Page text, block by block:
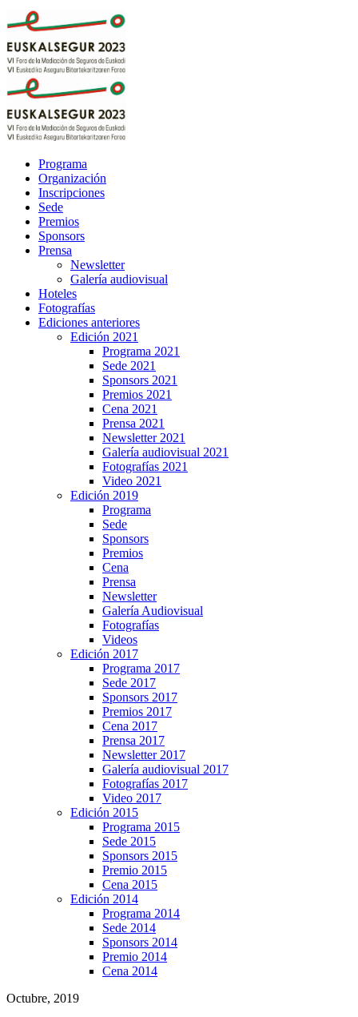
Programa
Organización
Inscripciones
Sede
Premios
Sponsors
Prensa
Newsletter
Galería audiovisual
Hoteles
Fotografías
Ediciones anteriores
Edición 2021
Programa 2021
Sede 2021
Sponsors 2021
Premios 2021
Cena 2021
Prensa 2021
Newsletter 2021
Galería audiovisual 2021
Fotografías 2021
Video 2021
Edición 2019
Programa
Sede
Sponsors
Premios
Cena
Prensa
Newsletter
Galería Audiovisual
Fotografías
Videos
Edición 2017
Programa 2017
Sede 2017
Sponsors 2017
Premios 2017
Cena 2017
Prensa 2017
Newsletter 2017
Galería audiovisual 2017
Fotografías 2017
Video 2017
Edición 2015
Programa 2015
Sede 2015
Sponsors 2015
Premio 2015
Cena 2015
Edición 2014
Programa 2014
Sede 2014
Sponsors 2014
Premio 2014
Cena 2014
Octubre, 2019